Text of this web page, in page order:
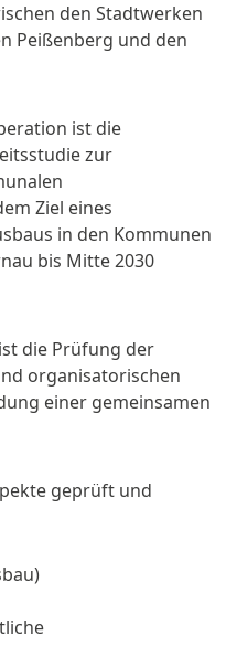
den Stadtwerken
Peißenberg und den
ist die
zur
Ziel eines
in den Kommunen
bis Mitte 2030
die Prüfung der
organisatorischen
einer gemeinsamen
geprüft und